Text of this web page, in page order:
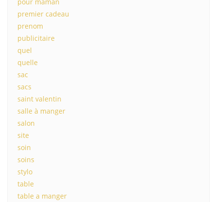
premier cadeau
prenom
publicitaire
quel
quelle
sac
sacs
saint valentin
salle à manger
salon
site
soin
soins
stylo
table
table a manger